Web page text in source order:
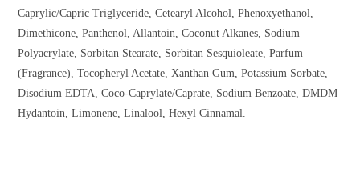
Caprylic/Capric Triglyceride, Cetearyl Alcohol, Phenoxyethanol,
Dimethicone, Panthenol, Allantoin, Coconut Alkanes, Sodium
Polyacrylate, Sorbitan Stearate, Sorbitan Sesquioleate, Parfum
(Fragrance), Tocopheryl Acetate, Xanthan Gum, Potassium Sorbate,
Disodium EDTA, Coco-Caprylate/Caprate, Sodium Benzoate, DMDM
Hydantoin, Limonene, Linalool, Hexyl Cinnamal.